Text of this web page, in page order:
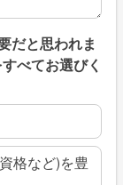
だと思われま
べてお選びく
格など)を豊